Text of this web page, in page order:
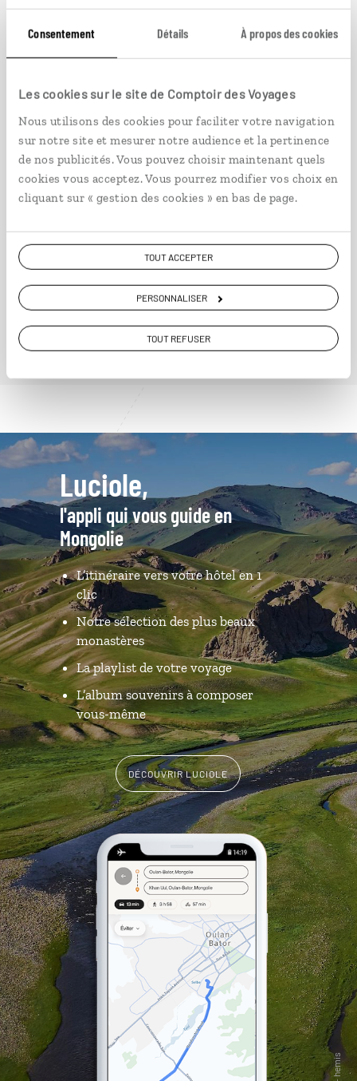
Consentement Détails À propos des cookies
Les cookies sur le site de Comptoir des Voyages
Nous utilisons des cookies pour faciliter votre navigation
sur notre site et mesurer notre audience et la pertinence
de nos publicités. Vous pouvez choisir maintenant quels
cookies vous acceptez. Vous pourrez modifier vos choix en
cliquant sur « gestion des cookies » en bas de page.
TOUT ACCEPTER
PERSONNALISER
TOUT REFUSER
Pékin et Gobi, la voie céleste
Circuit Chine et Mongolie : Pékin, Oulan-Bator,
désert de Gobi.
14 jours / 12 nuits
à partir de 4400€
VOIR NOS 3 IDÉES DE VOYAGE EN MONGOLIE
Luciole,
l'appli qui vous guide en
Mongolie
L’itinéraire vers votre hôtel en 1
clic
Notre sélection des plus beaux
monastères
La playlist de votre voyage
L’album souvenirs à composer
vous-même
DÉCOUVRIR LUCIOLE